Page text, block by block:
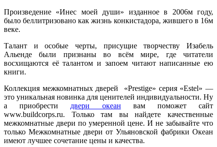
Произведение «Инес моей души» изданное в 2006м году,
было беллитризовано как жизнь конкистадора, жившего в 16м
веке.
Талант и особые черты, присущие творчеству Изабель
Альенде были признаны во всём мире, где читатели
восхищаются её талантом и запоем читают написанные ею
книги.
Коллекция межкомнатных дверей «Prestige» серия «Estel» —
это уникальная новинка для ценителей индивидуальности. Ну
а приобрести двери океан вам поможет сайт
www.buildcorps.ru. Только там вы найдете качественные
межкомнатные двери по умеренной цене. И не забывайте что
только Межкомнатные двери от Ульяновской фабрики Океан
имеют лучшее сочетание цены и качества.